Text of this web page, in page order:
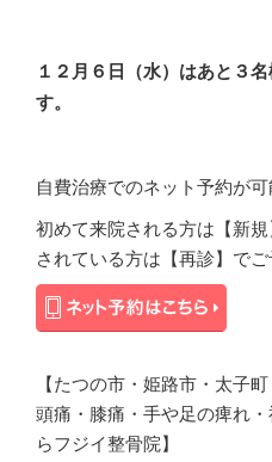
１２月６日（水）はあと３
す。
自費治療でのネット予約が可
初めて来院される方は【新
されている方は【再診】でご
【たつの市・姫路市・太子
頭痛・膝痛・手や足の痺れ
らフジイ整骨院】